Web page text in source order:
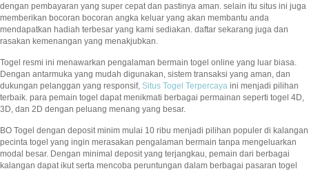
dengan pembayaran yang super cepat dan pastinya aman. selain itu situs ini juga
memberikan bocoran bocoran angka keluar yang akan membantu anda
mendapatkan hadiah terbesar yang kami sediakan. daftar sekarang juga dan
rasakan kemenangan yang menakjubkan.
Togel resmi ini menawarkan pengalaman bermain togel online yang luar biasa.
Dengan antarmuka yang mudah digunakan, sistem transaksi yang aman, dan
dukungan pelanggan yang responsif, Situs Togel Terpercaya ini menjadi pilihan
terbaik. para pemain togel dapat menikmati berbagai permainan seperti togel 4D,
3D, dan 2D dengan peluang menang yang besar.
BO Togel dengan deposit minim mulai 10 ribu menjadi pilihan populer di kalangan
pecinta togel yang ingin merasakan pengalaman bermain tanpa mengeluarkan
modal besar. Dengan minimal deposit yang terjangkau, pemain dari berbagai
kalangan dapat ikut serta mencoba peruntungan dalam berbagai pasaran togel